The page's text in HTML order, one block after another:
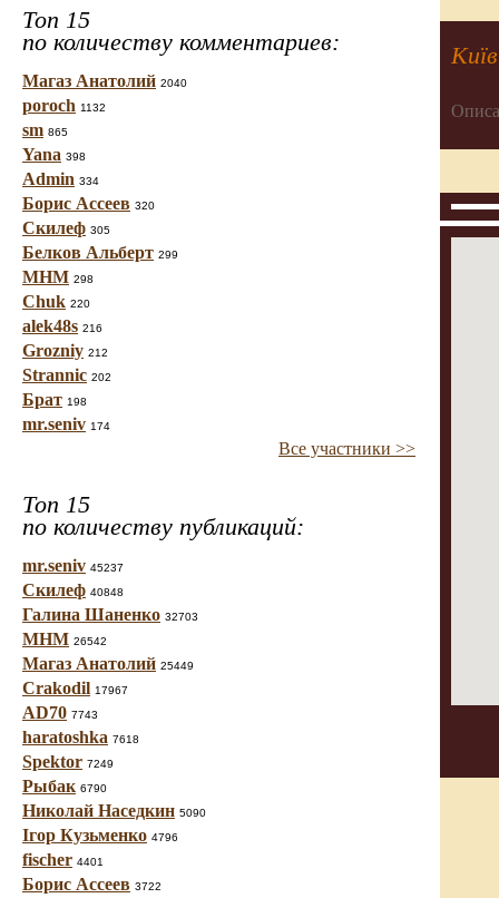
Топ 15
по количеству комментариев:
Магаз Анатолий 2040
poroch 1132
sm 865
Yana 398
Admin 334
Борис Ассеев 320
Скилеф 305
Белков Альберт 299
МНМ 298
Chuk 220
alek48s 216
Grozniy 212
Strannic 202
Брат 198
mr.seniv 174
Все участники >>
Топ 15
по количеству публикаций:
mr.seniv 45237
Скилеф 40848
Галина Шаненко 32703
МНМ 26542
Магаз Анатолий 25449
Crakodil 17967
AD70 7743
haratoshka 7618
Spektor 7249
Рыбак 6790
Николай Наседкин 5090
Ігор Кузьменко 4796
fischer 4401
Борис Ассеев 3722